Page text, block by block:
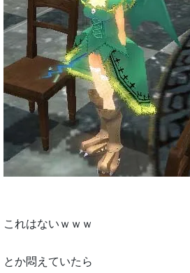
これはないｗｗｗ
とか悶えていたら